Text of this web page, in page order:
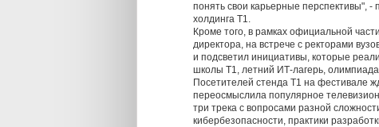
понять свои карьерные перспективы",
холдинга Т1.
Кроме того, в рамках официальной
директора, на встрече с ректорами
и подсветил инициативы, которые
школы Т1, летний ИТ-лагерь,
Посетителей стенда Т1 на фестивале
переосмыслила популярное
три трека с вопросами разной
кибербезопасности, практики